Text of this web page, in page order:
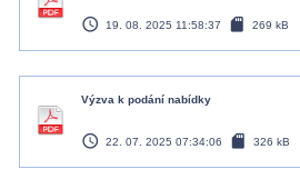
access_time 19. 08. 2025 11:58:37 sd_card 269 kB
Výzva k podání nabídky
access_time 22. 07. 2025 07:34:06 sd_card 326 kB